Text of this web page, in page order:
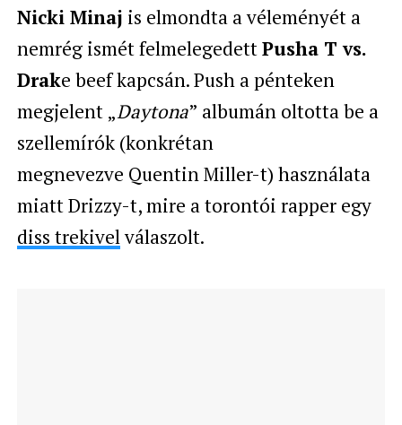
Nicki Minaj is elmondta a véleményét a
nemrég ismét felmelegedettPusha T vs.
Drake beef kapcsán. Push a pénteken
megjelent „Daytona” albumán oltotta be a
szellemírók (konkrétan
megnevezve Quentin Miller-t) használata
miatt Drizzy-t, mire a torontói rapper egy
diss trekivelválaszolt.